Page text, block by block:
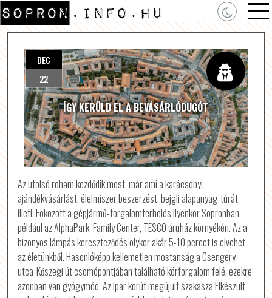
ÍGY KERÜLD EL A BEVÁSÁRLÓDUGÓT
DEC
22
Az utolsó roham kezdődik most, már ami a karácsonyi
ajándékvásárlást, élelmiszer beszerzést, bejgli alapanyag-túrát
illeti. Fokozott a gépjármű-forgalomterhelés ilyenkor Sopronban
például az AlphaPark, Family Center, TESCO áruház környékén. Az a
bizonyos lámpás kereszteződés olykor akár 5-10 percet is elvehet
az életünkből. Hasonlóképp kellemetlen mostanság a Csengery
utca-Kőszegi út csomópontjában található körforgalom felé, ezekre
azonban van gyógymód. Az Ipar körút megújult szakasza Elkészült